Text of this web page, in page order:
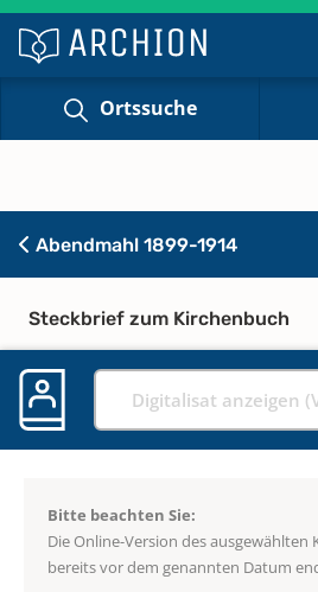
Ortssuche
Abendmahl 1899-1914
Steckbrief zum Kirchenbuch
Digitalisat anzeigen
Bitte beachten Sie:
Die Online-Version des ausgewählten
bereits vor dem genannten Datum